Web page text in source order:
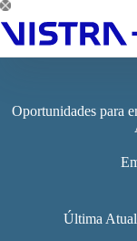
Pular
para
conteúdo
Oportunidades para
Última